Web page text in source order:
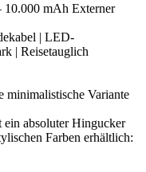
10.000 mAh Externer
| LED-
| Reisetauglich
minimalistische Variante
ein absoluter Hingucker
Farben erhältlich: